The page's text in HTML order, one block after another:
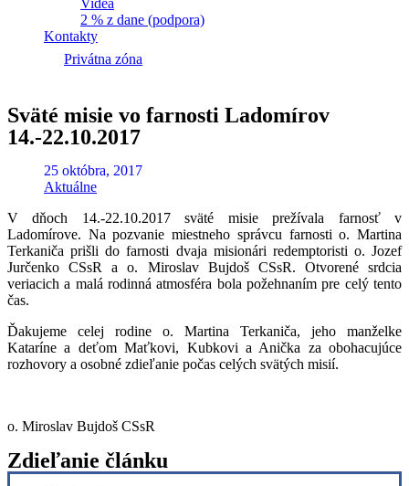
Videá
2 % z dane (podpora)
Kontakty
Privátna zóna
Sväté misie vo farnosti Ladomírov
14.-22.10.2017
25 októbra, 2017
Aktuálne
V dňoch 14.-22.10.2017 sväté misie prežívala farnosť v
Ladomírove. Na pozvanie miestneho správcu farnosti o. Martina
Terkaniča prišli do farnosti dvaja misionári redemptoristi o. Jozef
Jurčenko CSsR a o. Miroslav Bujdoš CSsR. Otvorené srdcia
veriacich a malá rodinná atmosféra bola požehnaním pre celý tento
čas.
Ďakujeme celej rodine o. Martina Terkaniča, jeho manželke
Kataríne a deťom Maťkovi, Kubkovi a Anička za obohacujúce
rozhovory a osobné zdieľanie počas celých svätých misií.
o. Miroslav Bujdoš CSsR
Zdieľanie článku